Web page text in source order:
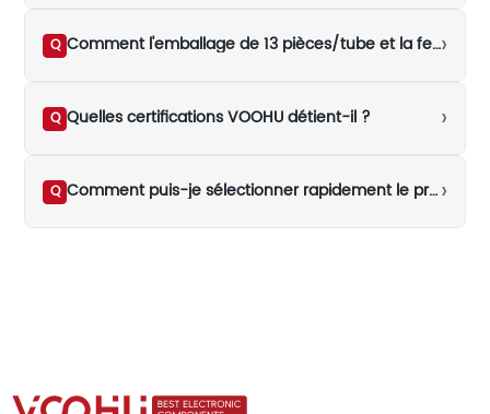
Q Comment l'emballage de 13 pièces/tube et la fenêtre de soudure à la vague du WHD40101G doivent-ils être inclus dans la préparation de la production de masse ?›
Q Quelles certifications VOOHU détient-il ? ›
Q Comment puis-je sélectionner rapidement le produit adapté à mon application ?›